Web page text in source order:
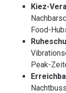
Kiez-
Food-
Peak-